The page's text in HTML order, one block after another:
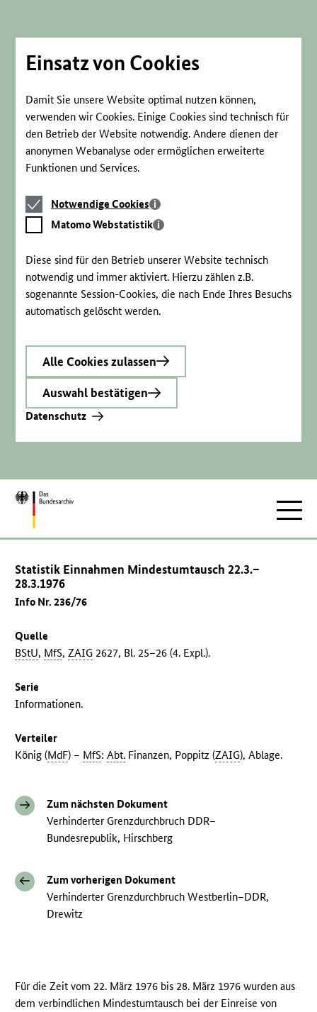
Einsatz von Cookies
Damit Sie unsere Website optimal nutzen können,
verwenden wir Cookies. Einige Cookies sind technisch für
den Betrieb der Website notwendig. Andere dienen der
anonymen Webanalyse oder ermöglichen erweiterte
Funktionen und Services.
Notwendige
Cookies
Notwendige Cookies
Matomo
Webstatistik
Matomo Webstatistik
Diese sind für den Betrieb unserer Website technisch
notwendig und immer aktiviert. Hierzu zählen z.B.
sogenannte Session-Cookies, die nach Ende Ihres Besuchs
automatisch gelöscht werden.
Alle Cookies zulassen
Auswahl bestätigen
Datenschutz
Zur
Statistik Einnahmen Mindestumtausch 22.3.–
28.3.1976
Info Nr. 236/76
Quelle
BStU, MfS,ZAIG 2627, Bl. 25–26 (4. Expl.).
Serie
Informationen.
Verteiler
König (MdF) – MfS:Abt. Finanzen, Poppitz (ZAIG), Ablage.
Zum nächsten Dokument
Verhinderter Grenzdurchbruch DDR–
Bundesrepublik, Hirschberg
Zum vorherigen Dokument
Verhinderter Grenzdurchbruch Westberlin–DDR,
Drewitz
Für die Zeit vom 22. März 1976 bis 28. März 1976 wurden aus
dem verbindlichen Mindestumtausch bei der Einreise von